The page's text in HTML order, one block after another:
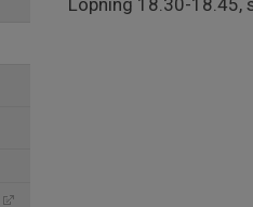
Löpning 18.30-18.45,